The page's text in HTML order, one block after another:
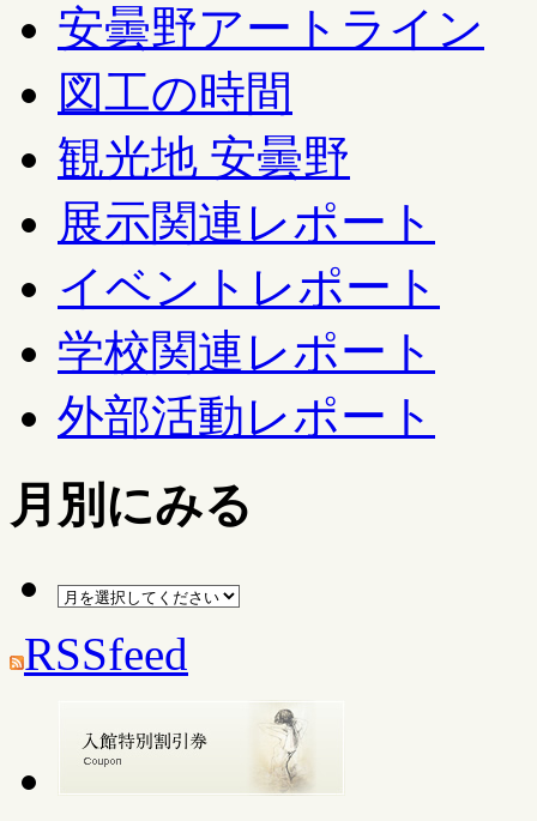
安曇野アートライン
図工の時間
観光地 安曇野
展示関連レポート
イベントレポート
学校関連レポート
外部活動レポート
月別にみる
RSSfeed